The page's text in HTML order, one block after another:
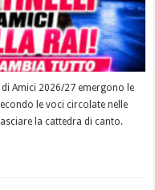
Amici 2026/27 emergono le
le voci circolate nelle
la cattedra di canto.